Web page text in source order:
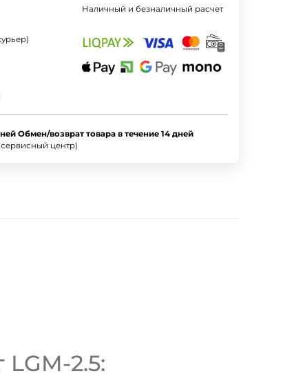
Наличный и безналичный расчет
Обмен/возврат товара в течение 14 дней
центр)
2.5: